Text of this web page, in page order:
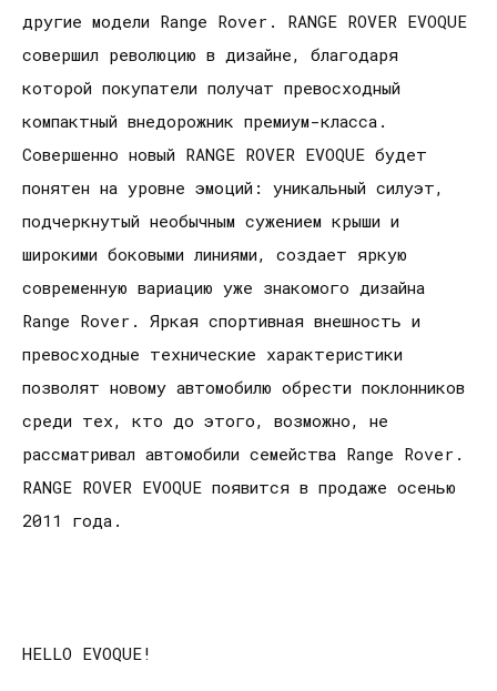
другие модели Range Rover. RANGE ROVER EVOQUE
совершил революцию в дизайне, благодаря
которой покупатели получат превосходный
компактный внедорожник премиум-класса.
Совершенно новый RANGE ROVER EVOQUE будет
понятен на уровне эмоций: уникальный силуэт,
подчеркнутый необычным сужением крыши и
широкими боковыми линиями, создает яркую
современную вариацию уже знакомого дизайна
Range Rover. Яркая спортивная внешность и
превосходные технические характеристики
позволят новому автомобилю обрести поклонников
среди тех, кто до этого, возможно, не
рассматривал автомобили семейства Range Rover.
RANGE ROVER EVOQUE появится в продаже осенью
2011 года.
HELLO EVOQUE!